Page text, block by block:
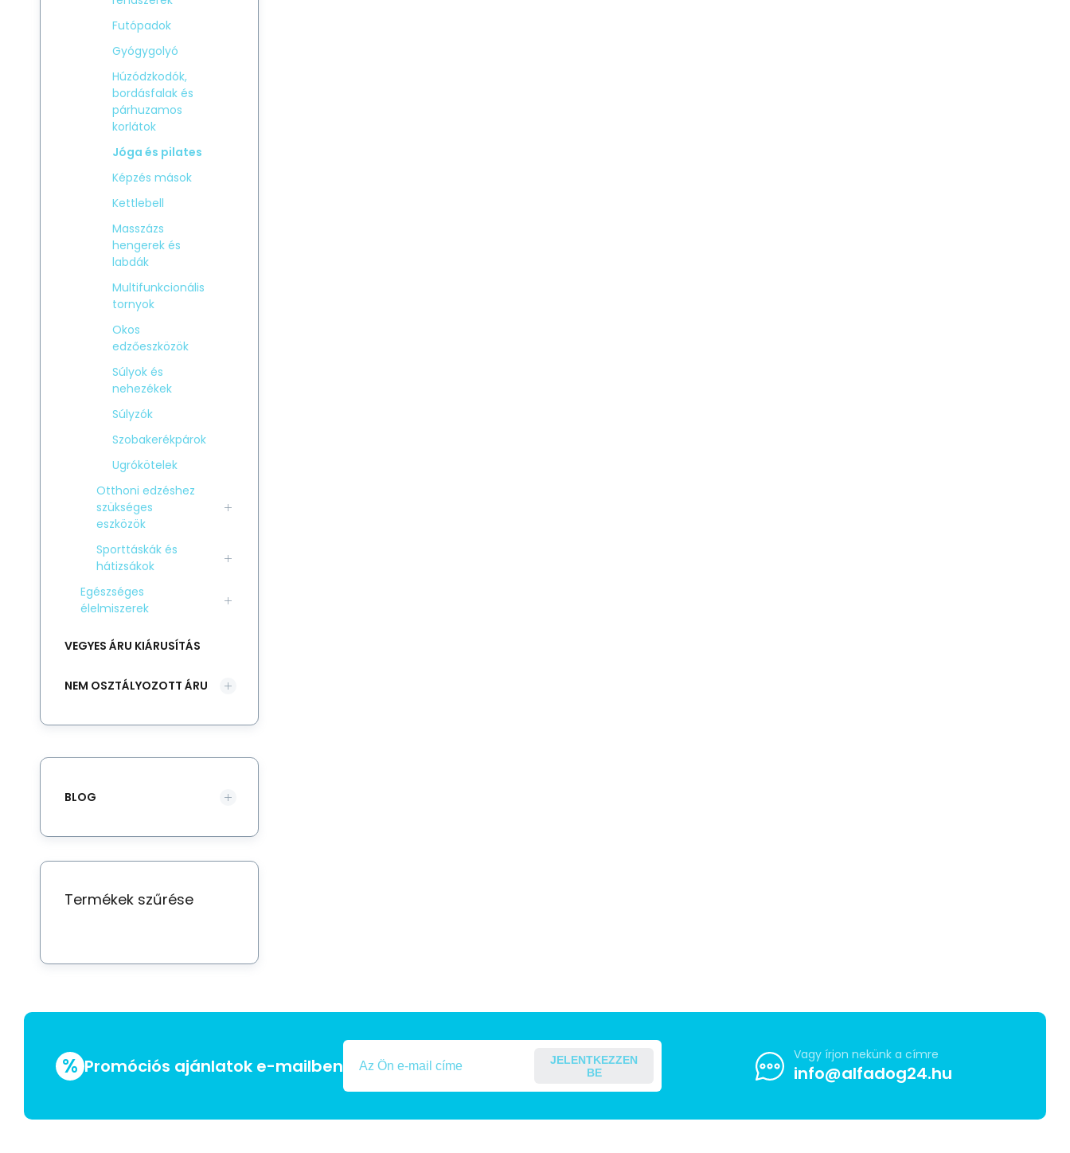
Futópadok
Gyógygolyó
Húzódzkodók,
bordásfalak és
párhuzamos
korlátok
Jóga és pilates
Képzés mások
Kettlebell
Masszázs
hengerek és
labdák
Multifunkcionális
tornyok
Okos
edzőeszközök
Súlyok és
nehezékek
Súlyzók
Szobakerékpárok
Ugrókötelek
Otthoni edzéshez
szükséges
eszközök
Sporttáskák és
hátizsákok
Egészséges
élelmiszerek
VEGYES ÁRU KIÁRUSÍTÁS
NEM OSZTÁLYOZOTT ÁRU
BLOG
Termékek szűrése
% Promóciós ajánlatok e-mailben
JELENTKEZZEN
BE
Vagy írjon nekünk a címre
info@alfadog24.hu